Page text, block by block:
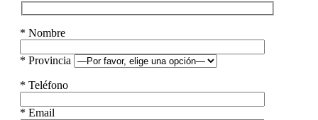
* Nombre
* Provincia
* Teléfono
* Email